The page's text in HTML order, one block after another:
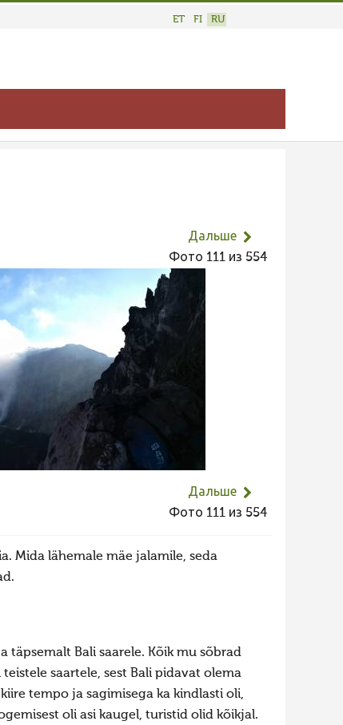
ET FI RU
Дальше
Фото 111 из 554
Дальше
Фото 111 из 554
Mida lähemale mäe jalamile, seda
täpsemalt Bali saarele. Kõik mu sõbrad
saartele, sest Bali pidavat olema
tempo ja sagimisega ka kindlasti oli,
oli asi kaugel, turistid olid kõikjal.